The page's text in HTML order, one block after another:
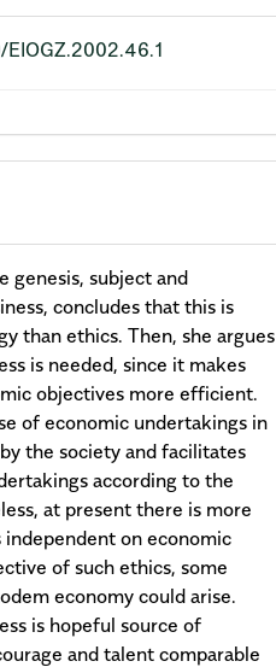
genesis, subject and
concludes that this is
than ethics. Then, she argues
is needed, since it makes
objectives more efficient.
of economic undertakings in
the society and facilitates
according to the
at present there is more
on economic
of such ethics, some
economy could arise.
is hopeful source of
and talent comparable